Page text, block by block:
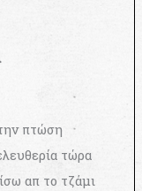
πτώση
τώρα
απ το τζάμι